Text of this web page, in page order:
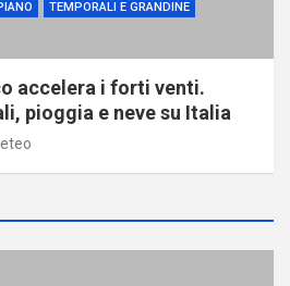
TEMPORALI E GRANDINE
accelera i forti venti.
pioggia e neve su Italia